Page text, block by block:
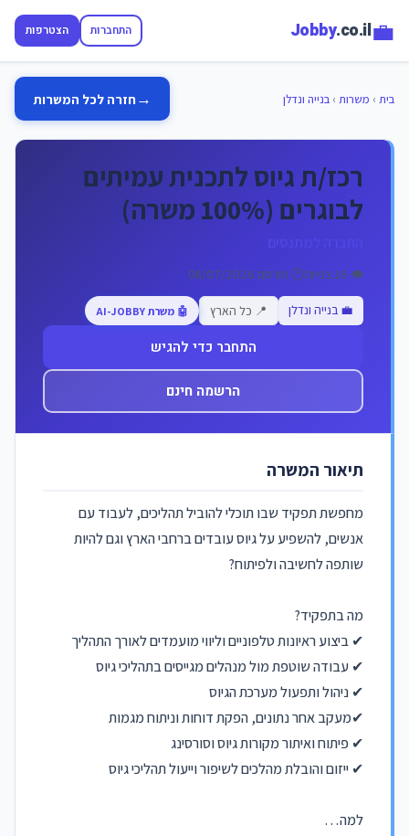
💼
Jobby.co.il התחברות הצטרפות
בית › משרות › בנייה ונדלן →חזרה לכל המשרות
רכז/ת גיוס לתכנית עמיתים
לבוגרים (100% משרה)
החברה למתנסים
👁️ 16 צפיות 🕐 פורסם 08/07/2026
💼 בנייה ונדלן 📍 כל הארץ 🤖 משרת AI-JOBBY
התחבר כדי להגיש
הרשמה חינם
תיאור המשרה
מחפשת תפקיד שבו תוכלי להוביל תהליכים, לעבוד עם
אנשים, להשפיע על גיוס עובדים ברחבי הארץ וגם להיות
שותפה לחשיבה ולפיתוח?
מה בתפקיד?
✔ ביצוע ראיונות טלפוניים וליווי מועמדים לאורך התהליך
✔ עבודה שוטפת מול מנהלים מגייסים בתהליכי גיוס
✔ ניהול ותפעול מערכת הגיוס
✔מעקב אחר נתונים, הפקת דוחות וניתוח מגמות
✔ פיתוח ואיתור מקורות גיוס וסורסינג
✔ ייזום והובלת מהלכים לשיפור וייעול תהליכי גיוס
למה…